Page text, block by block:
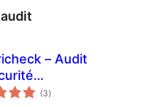
– Audit
(3एकूण
मूल्यांकन
)